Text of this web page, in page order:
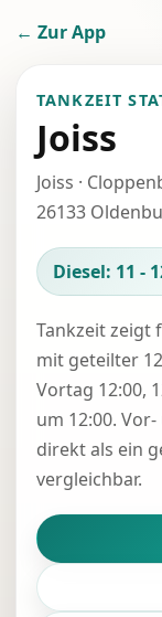
← Zur App
TANKZEIT
Joiss
Joiss ·
26133
Diesel: 11 -
Tankzeit zeigt
mit geteilter
Vortag 12:00,
um 12:00.
direkt als ein
vergleichbar.